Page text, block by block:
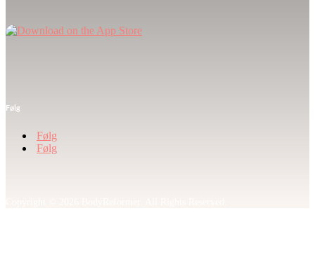
Følg
Følg
Følg